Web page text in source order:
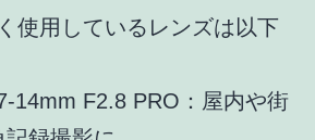
使用しているレンズは以下
14mm F2.8 PRO：屋内や街